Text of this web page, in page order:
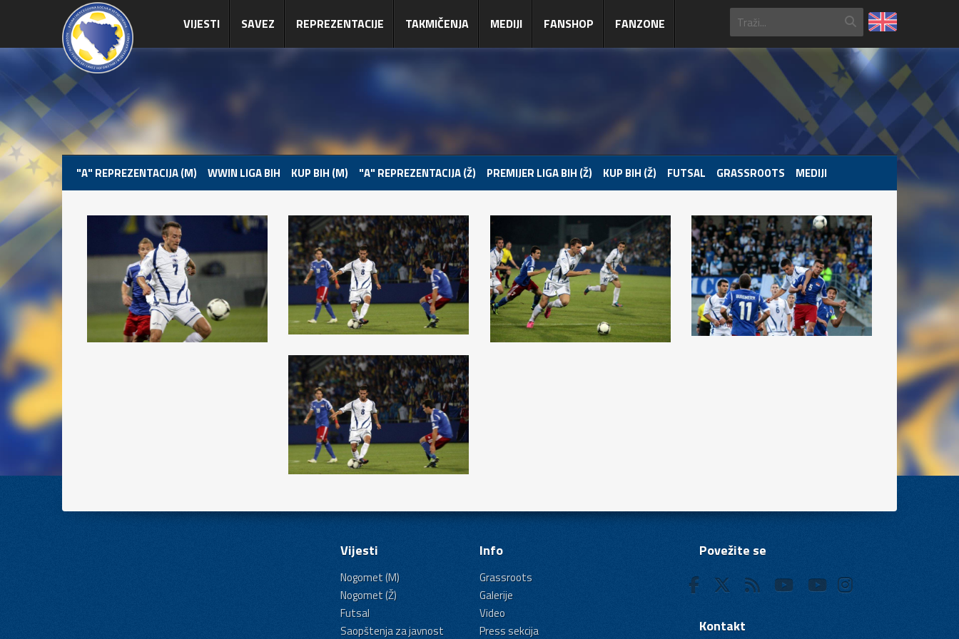
VIJESTI SAVEZ REPREZENTACIJE TAKMIČENJA MEDIJI FANSHOP FANZONE
"A" REPREZENTACIJA (M) WWIN LIGA BIH KUP BIH (M) "A" REPREZENTACIJA (Ž) PREMIJER LIGA BIH (Ž) KUP BIH (Ž) FUTSAL GRASSROOTS MEDIJI
Vijesti
Nogomet (M)
Nogomet (Ž)
Futsal
Saopštenja za javnost
Info
Grassroots
Galerije
Video
Press sekcija
Povežite se
Kontakt